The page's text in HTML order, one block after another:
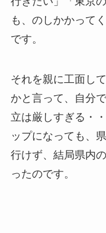
も、のしかかって
です。
それを親に工面し
かと言って、自分
立は厳しすぎる・
ップになっても、
行けず、結局県内
ったのです。